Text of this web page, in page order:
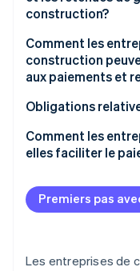
Facturation
Modes de
Intégration
Tarification
Calendrier de fonds
Sécurité et
Assistance et
Préparation à
construction?
Paiements
Retenue de
Suivi des retenues
échelonnés
Comment les
construction
aux paiements et
Passez aux
Vérifiez toujours
Mettez en place
Utilisez la
entrants
conformité
Obligations
Comment les
elles faciliter le
Proposez des
pratiques
Adaptez votre
Premiers pas
Les entreprises de